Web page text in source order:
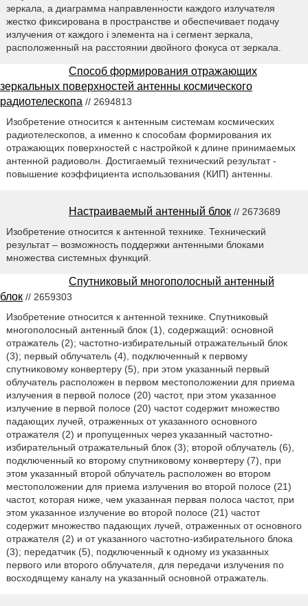
зеркала, а диаграмма направленности каждого излучателя
жестко фиксирована в пространстве и обеспечивает подачу
излучения от каждого i элемента на i сегмент зеркала,
расположенный на расстоянии двойного фокуса от зеркала.
Способ формирования отражающих
зеркальных поверхностей антенны космического
радиотелескопа // 2694813
Изобретение относится к антенным системам космических
радиотелескопов, а именно к способам формирования их
отражающих поверхностей с настройкой к длине принимаемых
антенной радиоволн. Достигаемый технический результат -
повышение коэффициента использования (КИП) антенны.
Настраиваемый антенный блок // 2673689
Изобретение относится к антенной технике. Технический
результат – возможность поддержки антенными блоками
множества системных функций.
Спутниковый многополосный антенный
блок // 2659303
Изобретение относится к антенной технике. Спутниковый
многополосный антенный блок (1), содержащий: основной
отражатель (2); частотно-избирательный отражательный блок
(3); первый облучатель (4), подключенный к первому
спутниковому конвертеру (5), при этом указанный первый
облучатель расположен в первом местоположении для приема
излучения в первой полосе (20) частот, при этом указанное
излучение в первой полосе (20) частот содержит множество
падающих лучей, отраженных от указанного основного
отражателя (2) и пропущенных через указанный частотно-
избирательный отражательный блок (3); второй облучатель (6),
подключенный ко второму спутниковому конвертеру (7), при
этом указанный второй облучатель расположен во втором
местоположении для приема излучения во второй полосе (21)
частот, которая ниже, чем указанная первая полоса частот, при
этом указанное излучение во второй полосе (21) частот
содержит множество падающих лучей, отраженных от основного
отражателя (2) и от указанного частотно-избирательного блока
(3); передатчик (5), подключенный к одному из указанных
первого или второго облучателя, для передачи излучения по
восходящему каналу на указанный основной отражатель.